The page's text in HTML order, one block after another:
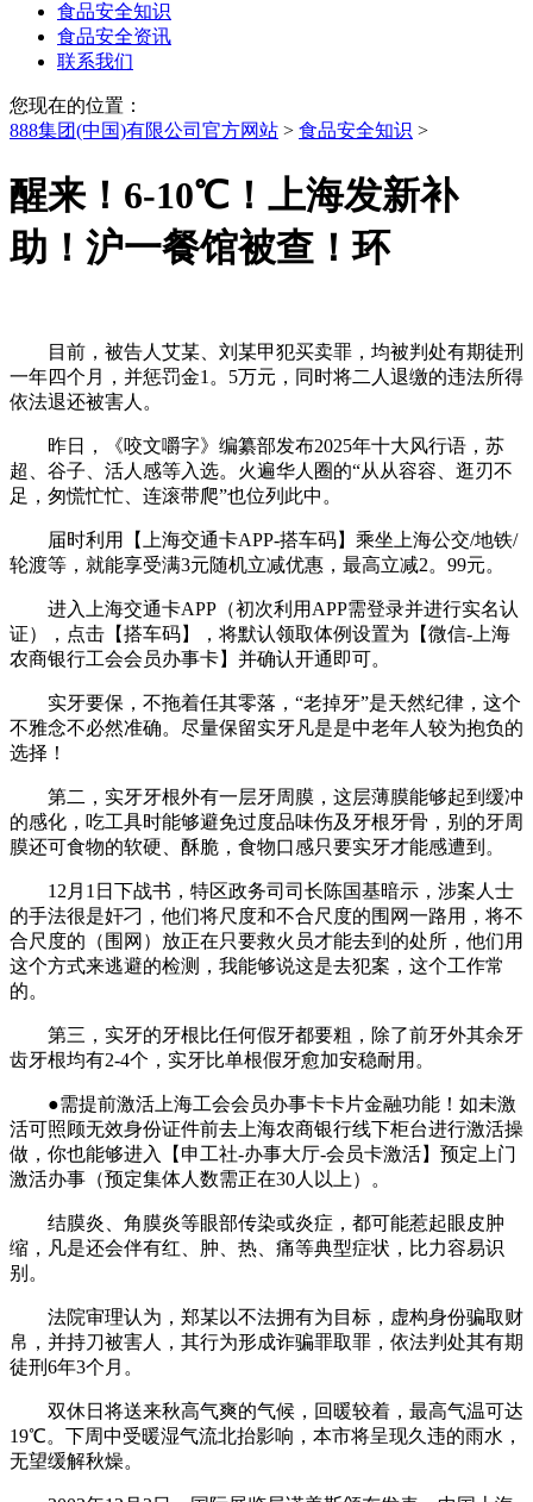
食品安全知识
食品安全资讯
联系我们
您现在的位置：
888集团(中国)有限公司官方网站 > 食品安全知识 >
醒来！6-10℃！上海发新补
助！沪一餐馆被查！环
目前，被告人艾某、刘某甲犯买卖罪，均被判处有期徒刑
一年四个月，并惩罚金1。5万元，同时将二人退缴的违法所得
依法退还被害人。
昨日，《咬文嚼字》编纂部发布2025年十大风行语，苏
超、谷子、活人感等入选。火遍华人圈的“从从容容、逛刃不
足，匆慌忙忙、连滚带爬”也位列此中。
届时利用【上海交通卡APP-搭车码】乘坐上海公交/地铁/
轮渡等，就能享受满3元随机立减优惠，最高立减2。99元。
进入上海交通卡APP（初次利用APP需登录并进行实名认
证），点击【搭车码】，将默认领取体例设置为【微信-上海
农商银行工会会员办事卡】并确认开通即可。
实牙要保，不拖着任其零落，“老掉牙”是天然纪律，这个
不雅念不必然准确。尽量保留实牙凡是是中老年人较为抱负的
选择！
第二，实牙牙根外有一层牙周膜，这层薄膜能够起到缓冲
的感化，吃工具时能够避免过度品味伤及牙根牙骨，别的牙周
膜还可食物的软硬、酥脆，食物口感只要实牙才能感遭到。
12月1日下战书，特区政务司司长陈国基暗示，涉案人士
的手法很是奸刁，他们将尺度和不合尺度的围网一路用，将不
合尺度的（围网）放正在只要救火员才能去到的处所，他们用
这个方式来逃避的检测，我能够说这是去犯案，这个工作常
的。
第三，实牙的牙根比任何假牙都要粗，除了前牙外其余牙
齿牙根均有2-4个，实牙比单根假牙愈加安稳耐用。
●需提前激活上海工会会员办事卡卡片金融功能！如未激
活可照顾无效身份证件前去上海农商银行线下柜台进行激活操
做，你也能够进入【申工社-办事大厅-会员卡激活】预定上门
激活办事（预定集体人数需正在30人以上）。
结膜炎、角膜炎等眼部传染或炎症，都可能惹起眼皮肿
缩，凡是还会伴有红、肿、热、痛等典型症状，比力容易识
别。
法院审理认为，郑某以不法拥有为目标，虚构身份骗取财
帛，并持刀被害人，其行为形成诈骗罪取罪，依法判处其有期
徒刑6年3个月。
双休日将送来秋高气爽的气候，回暖较着，最高气温可达
19℃。下周中受暖湿气流北抬影响，本市将呈现久违的雨水，
无望缓解秋燥。